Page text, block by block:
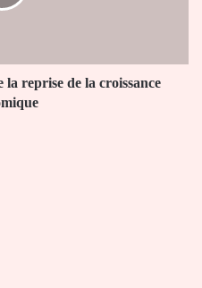
reprise de la croissance